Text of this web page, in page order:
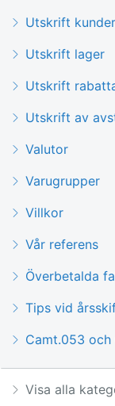
Utskrift kunder
Utskrift lager
Utskrift
Utskrift av
Valutor
Varugrupper
Villkor
Vår referens
Överbetalda
Tips vid
Camt.053
Visa alla